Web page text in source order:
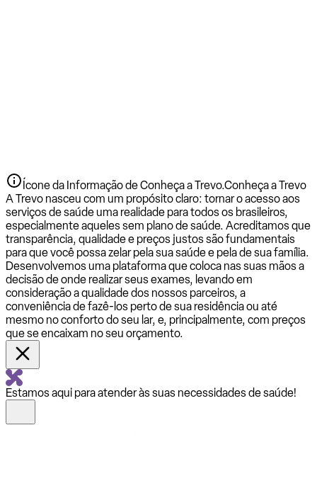
Ícone da Informação de Conheça a Trevo.Conheça a Trevo
A Trevo nasceu com um propósito claro: tornar o acesso aos
serviços de saúde uma realidade para todos os brasileiros,
especialmente aqueles sem plano de saúde. Acreditamos que
transparência, qualidade e preços justos são fundamentais
para que você possa zelar pela sua saúde e pela de sua família.
Desenvolvemos uma plataforma que coloca nas suas mãos a
decisão de onde realizar seus exames, levando em
consideração a qualidade dos nossos parceiros, a
conveniência de fazê-los perto de sua residência ou até
mesmo no conforto do seu lar, e, principalmente, com preços
que se encaixam no seu orçamento.
Estamos aqui para atender às suas necessidades de saúde!